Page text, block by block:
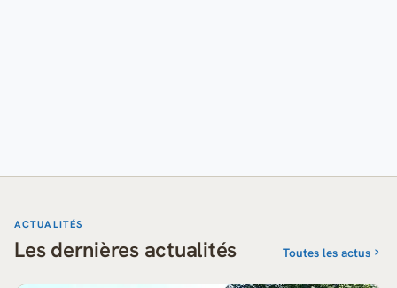
ACTUALITÉS
Les dernières actualités Toutes les actus